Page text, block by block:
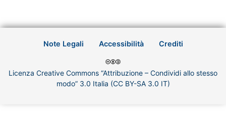
Note Legali Accessibilità Crediti
Licenza Creative Commons “Attribuzione – Condividi allo stesso
modo” 3.0 Italia (CC BY-SA 3.0 IT)